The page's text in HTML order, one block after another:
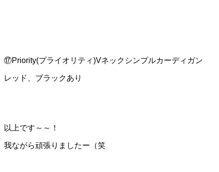
⑰Priority(プライオリティ)Vネックシンプルカーディガン
レッド、ブラックあり
以上です～～！
我ながら頑張りましたー（笑